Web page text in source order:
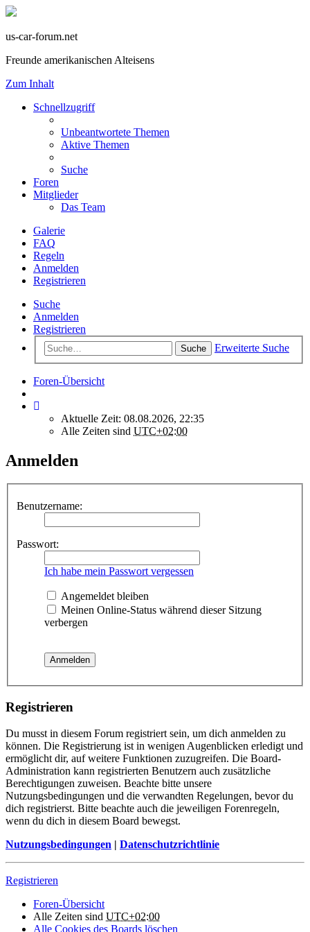
us-car-forum.net
Freunde amerikanischen Alteisens
Zum Inhalt
Schnellzugriff
Unbeantwortete Themen
Aktive Themen
Suche
Foren
Mitglieder
Das Team
Galerie
FAQ
Regeln
Anmelden
Registrieren
Suche
Anmelden
Registrieren
Suche Erweiterte Suche
Foren-Übersicht
Aktuelle Zeit: 08.08.2026, 22:35
Alle Zeiten sind UTC+02:00
Anmelden
Benutzername:
Passwort:
Ich habe mein Passwort vergessen
Angemeldet bleiben
Meinen Online-Status während dieser Sitzung
verbergen
Registrieren
Du musst in diesem Forum registriert sein, um dich anmelden zu
können. Die Registrierung ist in wenigen Augenblicken erledigt und
ermöglicht dir, auf weitere Funktionen zuzugreifen. Die Board-
Administration kann registrierten Benutzern auch zusätzliche
Berechtigungen zuweisen. Beachte bitte unsere
Nutzungsbedingungen und die verwandten Regelungen, bevor du
dich registrierst. Bitte beachte auch die jeweiligen Forenregeln,
wenn du dich in diesem Board bewegst.
Nutzungsbedingungen | Datenschutzrichtlinie
Registrieren
Foren-Übersicht
Alle Zeiten sind UTC+02:00
Alle Cookies des Boards löschen